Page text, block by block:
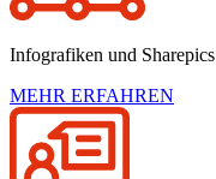
Infografiken und Sharepics
MEHR ERFAHREN